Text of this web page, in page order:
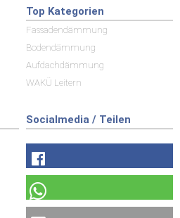
Top Kategorien
Fassadendämmung
Bodendämmung
Aufdachdämmung
WAKÜ Leitern
Socialmedia / Teilen